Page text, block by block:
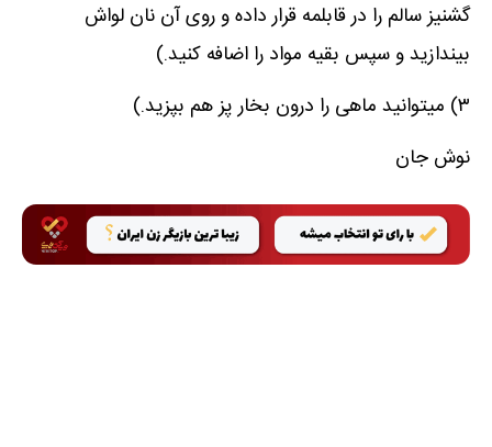
گشنیز سالم را در قابلمه قرار داده و روی آن نان لواش
بیندازید و سپس بقیه مواد را اضافه کنید.)
۳) میتوانید ماهی را درون بخار پز هم بپزید.)
نوش جان